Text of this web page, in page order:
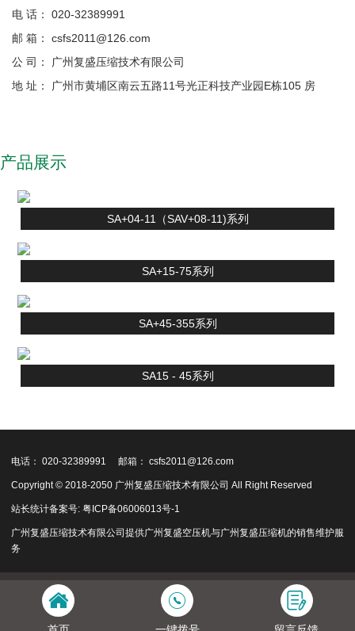
电 话： 020-32389991
邮 箱： csfs2011@126.com
公 司： 广州复盛压缩技术有限公司
地 址： 广州市黄埔区南云五路11号光正科技产业园E栋105 房
产品展示
SA+04-11（SAV+08-11)系列
SA+15-75系列
SA+45-355系列
SA15 - 45系列
电话： 020-32389991 邮箱： csfs2011@126.com
Copyright © 2018-2050 广州复盛压缩技术有限公司 All Right Reserved
站长统计备案号:粤ICP备06006013号-1
广州复盛压缩技术有限公司提供广州复盛空压机与广州复盛压缩机的销售维护服
务